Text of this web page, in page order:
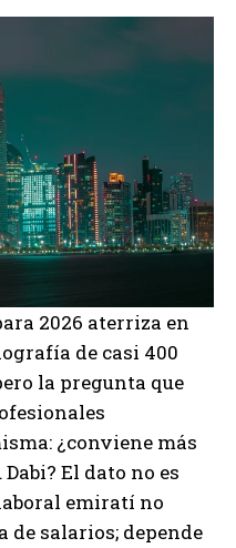
2026 aterriza en
de casi 400
la pregunta que
¿conviene más
El dato no es
emiratí no
de salarios; depende